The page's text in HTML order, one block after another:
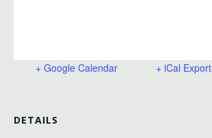
+ Google Calendar + iCal Export
DETAILS